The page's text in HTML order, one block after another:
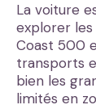
La voiture
explorer les
Coast 500
transports
bien les
limités en